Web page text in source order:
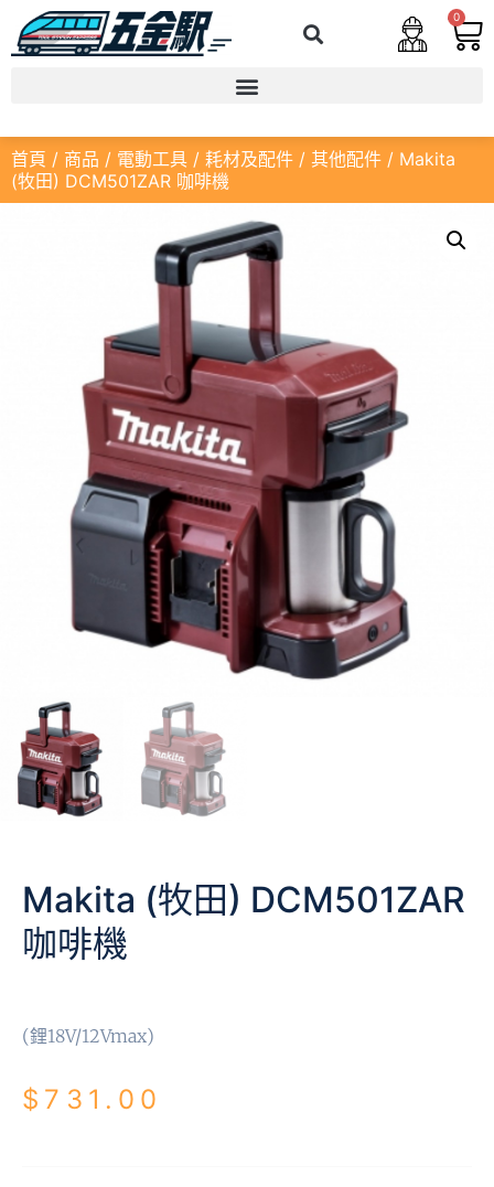
0
首頁 / 商品 / 電動工具 / 耗材及配件 / 其他配件 / Makita
(牧田) DCM501ZAR 咖啡機
Makita (牧田) DCM501ZAR
咖啡機
(鋰18V/12Vmax)
$ 731.00